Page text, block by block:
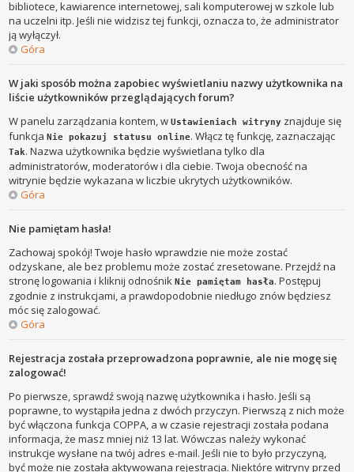
bibliotece, kawiarence internetowej, sali komputerowej w szkole lub
na uczelni itp. Jeśli nie widzisz tej funkcji, oznacza to, że administrator
ją wyłączył.
Góra
W jaki sposób można zapobiec wyświetlaniu nazwy użytkownika na
liście użytkowników przeglądających forum?
W panelu zarządzania kontem, wUstawieniach witryny znajduje się
funkcjaNie pokazuj statusu online. Włącz tę funkcję, zaznaczając
Tak. Nazwa użytkownika będzie wyświetlana tylko dla
administratorów, moderatorów i dla ciebie. Twoja obecność na
witrynie będzie wykazana w liczbie ukrytych użytkowników.
Góra
Nie pamiętam hasła!
Zachowaj spokój! Twoje hasło wprawdzie nie może zostać
odzyskane, ale bez problemu może zostać zresetowane. Przejdź na
stronę logowania i kliknij odnośnikNie pamiętam hasła. Postępuj
zgodnie z instrukcjami, a prawdopodobnie niedługo znów będziesz
móc się zalogować.
Góra
Rejestracja została przeprowadzona poprawnie, ale nie mogę się
zalogować!
Po pierwsze, sprawdź swoją nazwę użytkownika i hasło. Jeśli są
poprawne, to wystąpiła jedna z dwóch przyczyn. Pierwszą z nich może
być włączona funkcja COPPA, a w czasie rejestracji została podana
informacja, że masz mniej niż 13 lat. Wówczas należy wykonać
instrukcje wysłane na twój adres e-mail. Jeśli nie to było przyczyną,
być może nie została aktywowana rejestracja. Niektóre witryny przed